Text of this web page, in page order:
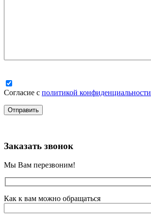
Согласие с политикой конфиденциальности
Заказать звонок
Мы Вам перезвоним!
Как к вам можно обращаться